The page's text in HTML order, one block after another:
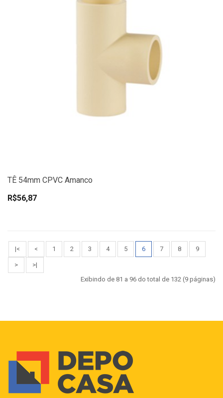
TÊ 54mm CPVC Amanco
R$56,87
|< < 1 2 3 4 5 6 7 8 9
>
>|
Exibindo de 81 a 96 do total de 132 (9 páginas)